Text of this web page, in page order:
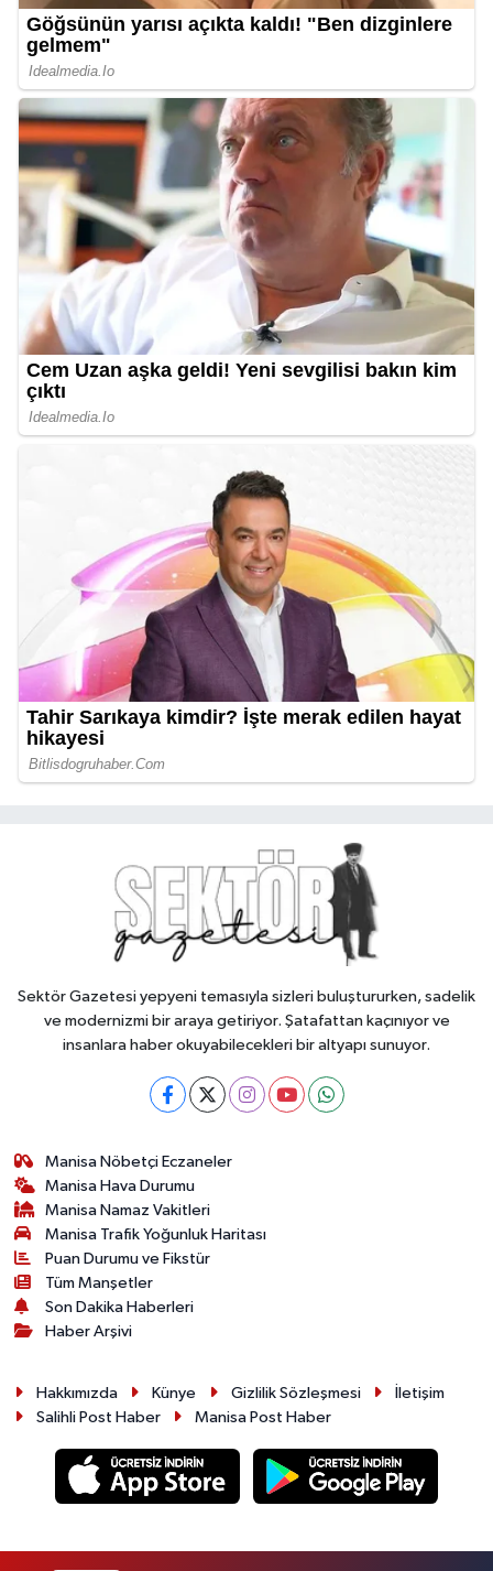
Sektör Gazetesi yepyeni temasıyla sizleri buluştururken, sadelik
ve modernizmi bir araya getiriyor. Şatafattan kaçınıyor ve
insanlara haber okuyabilecekleri bir altyapı sunuyor.
Manisa Nöbetçi Eczaneler
Manisa Hava Durumu
Manisa Namaz Vakitleri
Manisa Trafik Yoğunluk Haritası
Puan Durumu ve Fikstür
Tüm Manşetler
Son Dakika Haberleri
Haber Arşivi
Hakkımızda Künye Gizlilik Sözleşmesi
İletişim
Salihli Post Haber
Manisa Post Haber